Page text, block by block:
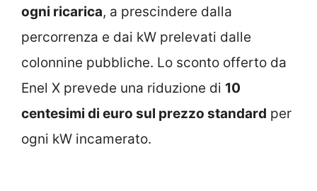
ogni ricarica, a prescindere dalla
percorrenza e dai kW prelevati dalle
colonnine pubbliche. Lo sconto offerto da
Enel X prevede una riduzione di 10
centesimi di euro sul prezzo standard per
ogni kW incamerato.